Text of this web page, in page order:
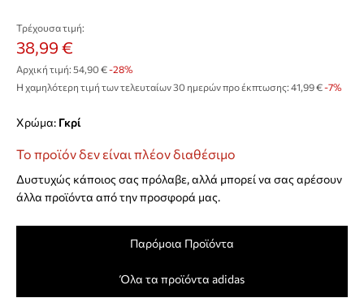
Τρέχουσα τιμή:
38,99 €
Αρχική τιμή: 54,90 €-28%
Η χαμηλότερη τιμή των τελευταίων 30 ημερών προ έκπτωσης: 41,99 € -7%
Χρώμα: γκρί
Το προϊόν δεν είναι πλέον διαθέσιμο
Δυστυχώς κάποιος σας πρόλαβε, αλλά μπορεί να σας αρέσουν
άλλα προϊόντα από την προσφορά μας.
Παρόμοια Προϊόντα
Όλα τα προϊόντα adidas